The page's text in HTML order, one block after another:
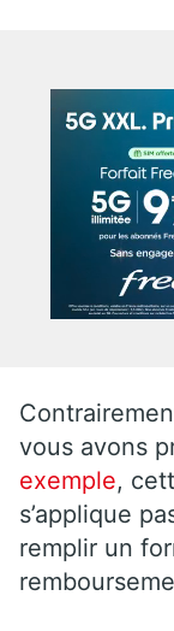
vous avons
exemple,
s’applique
remplir un